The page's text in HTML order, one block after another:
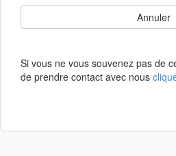
Annuler
Si vous ne vous souvenez pas de
de prendre contact avec nous